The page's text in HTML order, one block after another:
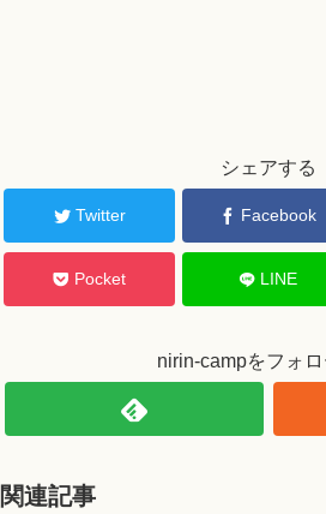
シェアする
Twitter Facebook
Pocket LINE
nirin-campをフォ
関連記事